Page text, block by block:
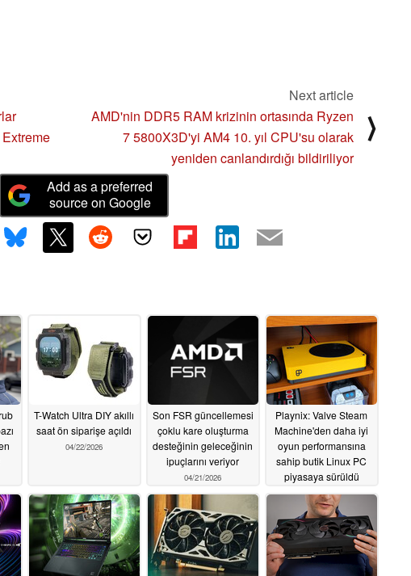
Next article
AMD'nin DDR5 RAM krizinin ortasında Ryzen
7 5800X3D'yi AM4 10. yıl CPU'su olarak
yeniden canlandırdığı bildiriliyor
⟩
Add as a preferred
source on Google
T-Watch Ultra DIY akıllı
saat ön siparişe açıldı
04/22/2026
Son FSR güncellemesi
çoklu kare oluşturma
desteğinin geleceğinin
ipuçlarını veriyor
04/21/2026
Playnix: Valve Steam
Machine'den daha iyi
oyun performansına
sahip butik Linux PC
piyasaya sürüldü
04/18/2026